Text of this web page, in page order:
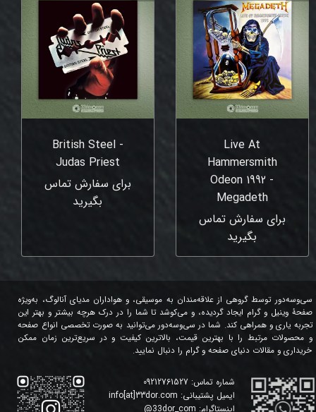
Live At
Hammersmith
Odeon 1992 -
Megadeth
برای سفارش تماس
بگیرید
British Steel -
Judas Priest
برای سفارش تماس
بگیرید
شماره تماس:
ایمیل پشتیبانی: info[at]33dor.com
اینستاگرام: 33dor_com
@
سی‌وسه‌دور توسط گروهی از علاقه‌مندان به موسیقی، و هواداران مدیای آنالوگ، به‌ویژه
صفحۀ وینیل و گرام ایجاد گردیده، و می‌کوشد تا شما را در درک هرچه بیشتر و بهتر این
تجربه یاری و همراهی کند. شما در سی‌وسه‌دور می‌توانید به صورت تخصصی انواع صفحه
و محصولات مرتبط را با بهترین قیمت، بالاترین کیفیت و در سریع‌ترین زمان ممکن
خریداری و مقالات دنیای صفحه و گرام را دنبال نمایید.